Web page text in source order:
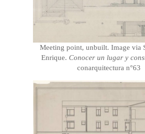
Meeting point, unbuilt. Image via
Enrique. Conocer un lugar y
conarquitectura n°63